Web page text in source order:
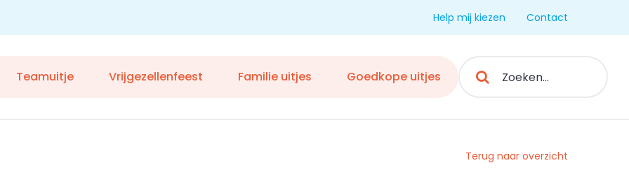
Help mij kiezen Contact
Teamuitje Vrijgezellenfeest Familie uitjes Goedkope uitjes
Terug naar overzicht